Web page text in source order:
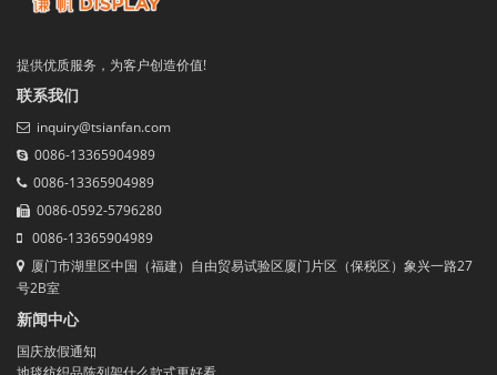
提供优质服务，为客户创造价值!
联系我们
inquiry@tsianfan.com
0086-13365904989
0086-13365904989
0086-0592-5796280
0086-13365904989
厦门市湖里区中国（福建）自由贸易试验区厦门片区（保税区）象兴一路27
号2B室
新闻中心
国庆放假通知